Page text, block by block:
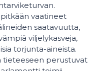
vaatineet
saatavuutta,
viljelykasveja,
torjunta-aineista.
tieteeseen perustuvat